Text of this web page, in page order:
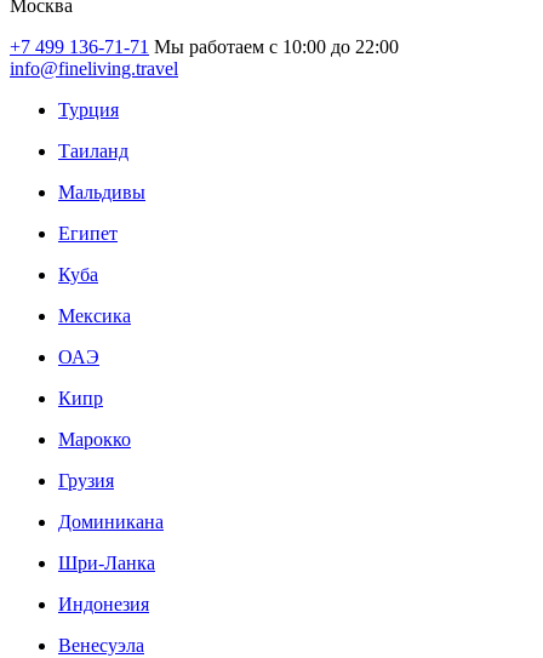
Москва
+7 499 136-71-71 Мы работаем с 10:00 до 22:00
info@fineliving.travel
Турция
Таиланд
Мальдивы
Египет
Куба
Мексика
ОАЭ
Кипр
Марокко
Грузия
Доминикана
Шри-Ланка
Индонезия
Венесуэла